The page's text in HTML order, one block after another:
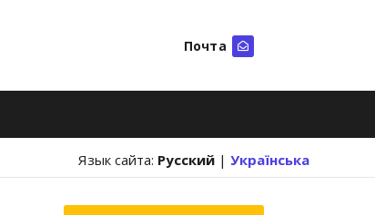
Почта
Язык сайта: Русский | Українська